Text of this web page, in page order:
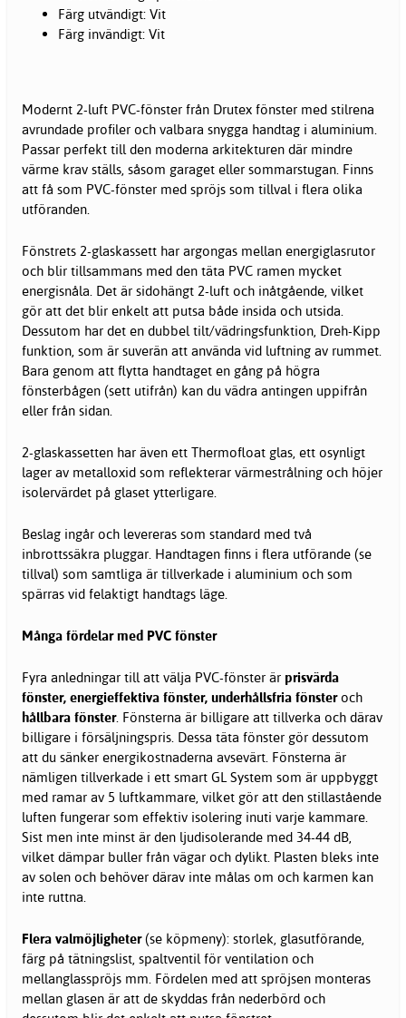
Färg utvändigt: Vit
Färg invändigt: Vit
Modernt 2-luft PVC-fönster från Drutex fönster med stilrena
avrundade profiler och valbara snygga handtag i aluminium.
Passar perfekt till den moderna arkitekturen där mindre
värme krav ställs, såsom garaget eller sommarstugan. Finns
att få som PVC-fönster med spröjs som tillval i flera olika
utföranden.
Fönstrets 2-glaskassett har argongas mellan energiglasrutor
och blir tillsammans med den täta PVC ramen mycket
energisnåla. Det är sidohängt 2-luft och inåtgående, vilket
gör att det blir enkelt att putsa både insida och utsida.
Dessutom har det en dubbel tilt/vädringsfunktion, Dreh-Kipp
funktion, som är suverän att använda vid luftning av rummet.
Bara genom att flytta handtaget en gång på högra
fönsterbågen (sett utifrån) kan du vädra antingen uppifrån
eller från sidan.
2-glaskassetten har även ett Thermofloat glas, ett osynligt
lager av metalloxid som reflekterar värmestrålning och höjer
isolervärdet på glaset ytterligare.
Beslag ingår och levereras som standard med två
inbrottssäkra pluggar. Handtagen finns i flera utförande (se
tillval) som samtliga är tillverkade i aluminium och som
spärras vid felaktigt handtags läge.
Många fördelar med PVC fönster
Fyra anledningar till att välja PVC-fönster är prisvärda
fönster, energieffektiva fönster, underhållsfria fönsteroch
hållbara fönster. Fönsterna är billigare att tillverka och därav
billigare i försäljningspris. Dessa täta fönster gör dessutom
att du sänker energikostnaderna avsevärt. Fönsterna är
nämligen tillverkade i ett smart GL System som är uppbyggt
med ramar av 5 luftkammare, vilket gör att den stillastående
luften fungerar som effektiv isolering inuti varje kammare.
Sist men inte minst är den ljudisolerande med 34-44 dB,
vilket dämpar buller från vägar och dylikt. Plasten bleks inte
av solen och behöver därav inte målas om och karmen kan
inte ruttna.
Flera valmöjligheter(se köpmeny): storlek, glasutförande,
färg på tätningslist, spaltventil för ventilation och
mellanglasspröjs mm. Fördelen med att spröjsen monteras
mellan glasen är att de skyddas från nederbörd och